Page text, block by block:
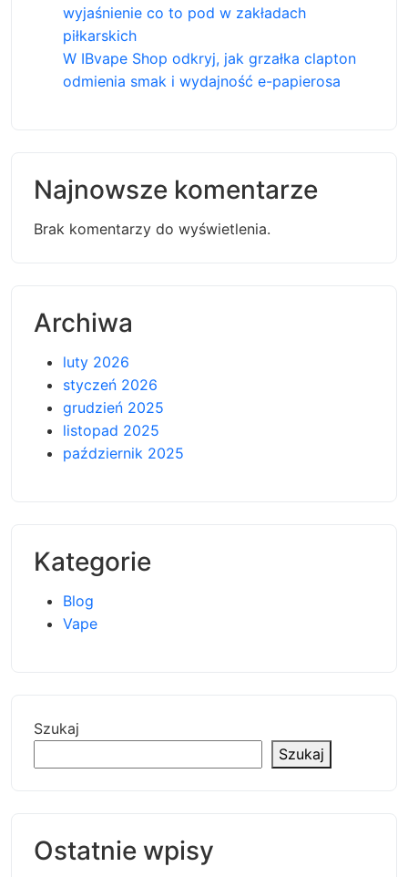
wyjaśnienie co to pod w zakładach
piłkarskich
W IBvape Shop odkryj, jak grzałka clapton
odmienia smak i wydajność e-papierosa
Najnowsze komentarze
Brak komentarzy do wyświetlenia.
Archiwa
luty 2026
styczeń 2026
grudzień 2025
listopad 2025
październik 2025
Kategorie
Blog
Vape
Szukaj
Szukaj
Ostatnie wpisy